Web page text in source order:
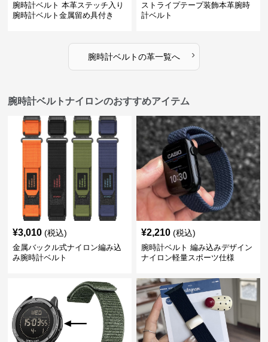
腕時計ベルト 本革ステッチ入り
腕時計ベルト金属留め具付き
ストライプテープ装飾本革腕時
計ベルト
腕時計ベルトの革一覧へ ›
腕時計ベルトナイロンのおすすめアイテム
¥3,010 (税込)
金属バックル式ナイロン編み込
み腕時計ベルト
¥2,210 (税込)
腕時計ベルト 編み込みデザイン
ナイロン軽量スポーツ仕様